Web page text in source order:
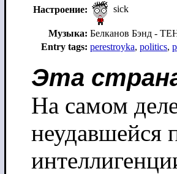
Настроение: sick
Музыка: Белканов Бэнд -
Entry tags: perestroyka, politics,
Эта
На самом
неудавшейся